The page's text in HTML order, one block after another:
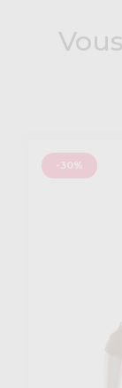
-30%